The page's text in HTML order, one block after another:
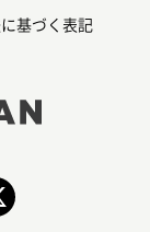
。
ムワークを使用す
基づく表記